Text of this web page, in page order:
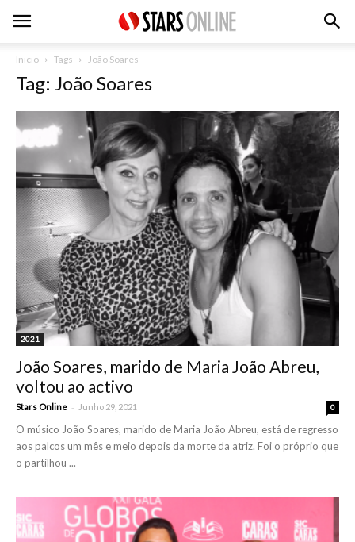
Inicio Tags João Soares
Tag: João Soares
2021
João Soares, marido de Maria João Abreu,
voltou ao activo
Stars Online - Junho 29, 2021 0
O músico João Soares, marido de Maria João Abreu, está de regresso
aos palcos um mês e meio depois da morte da atriz. Foi o próprio que
o partilhou ...